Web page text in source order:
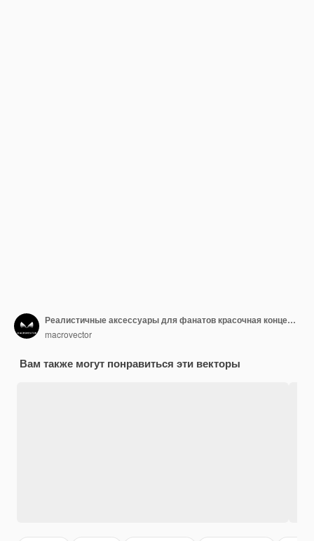
Реалистичные аксессуары для фанатов красочная концепция с флагами рубашка футбольный болельщик шляпа кепка шарф билеты значок пенопластовые перчатки vuvuzela трубы иллюстрация
macrovector
Вам также могут понравиться эти векторы